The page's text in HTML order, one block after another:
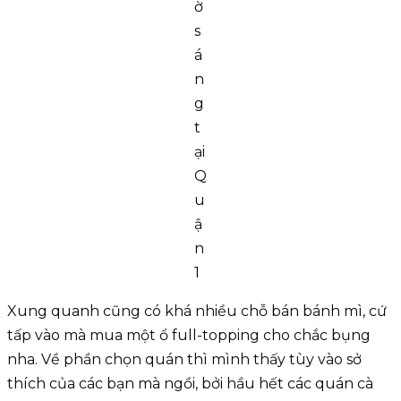
ờ
s
á
n
g
t
ại
Q
u
ậ
n
1
Xung quanh cũng có khá nhiều chỗ bán bánh mì, cứ
tấp vào mà mua một ổ full-topping cho chắc bụng
nha. Về phần chọn quán thì mình thấy tùy vào sở
thích của các bạn mà ngồi, bởi hầu hết các quán cà